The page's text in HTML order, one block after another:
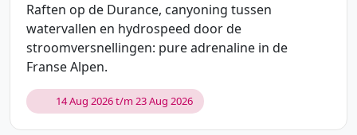
Raften op de Durance, canyoning tussen
watervallen en hydrospeed door de
stroomversnellingen: pure adrenaline in de
Franse Alpen.
14 Aug 2026 t/m 23 Aug 2026